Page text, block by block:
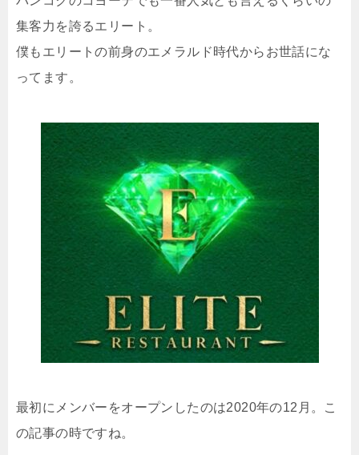
集客力を誇るエリート。
僕もエリートの前身のエメラルド時代からお世話にな
ってます。
最初にメンバーをオープンしたのは2020年の12月。こ
の記事の時ですね。